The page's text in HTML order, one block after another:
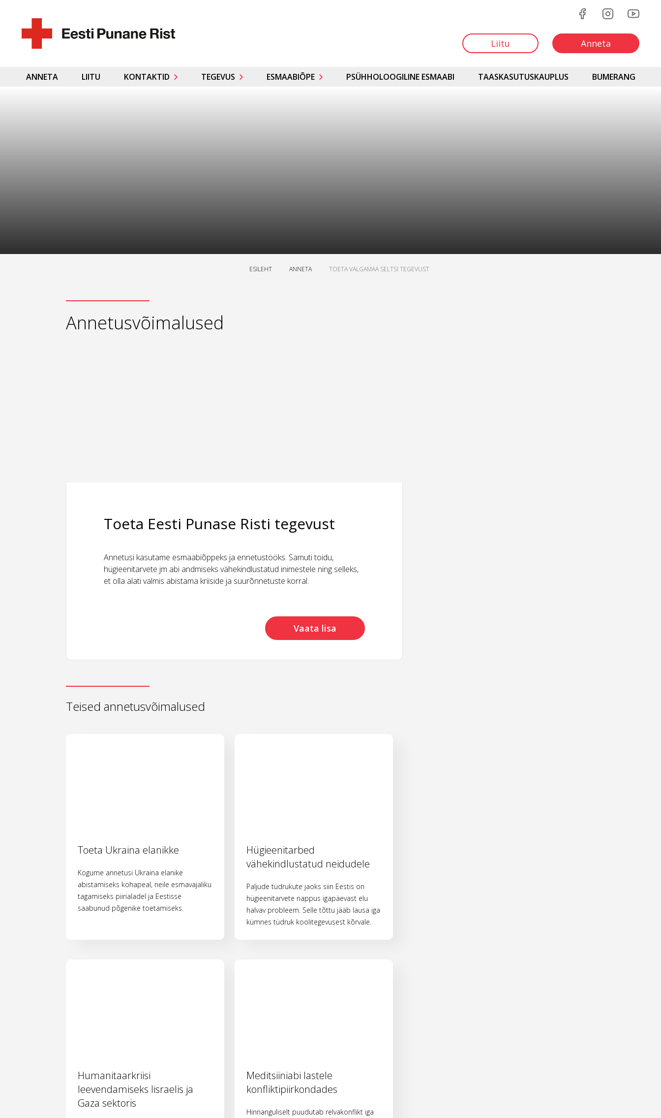
Liitu Anneta
ANNETA LIITU KONTAKTID TEGEVUS ESMAABIÕPE PSÜHHOLOOGILINE ESMAABI TAASKASUTUSKAUPLUS BUMERANG
ESILEHT ANNETA TOETA VALGAMAA SELTSI TEGEVUST
Annetusvõimalused
Toeta Eesti Punase Risti tegevust
Annetusi kasutame esmaabiõppeks ja ennetustööks. Samuti toidu,
hügieenitarvete jm abi andmiseks vähekindlustatud inimestele ning selleks,
et olla alati valmis abistama kriiside ja suurõnnetuste korral.
Vaata lisa
Teised annetusvõimalused
Toeta Ukraina elanikke
Kogume annetusi Ukraina elanike
abistamiseks kohapeal, neile esmavajaliku
tagamiseks piirialadel ja Eestisse
saabunud põgenike toetamiseks.
Hügieenitarbed
vähekindlustatud neidudele
Paljude tüdrukute jaoks siin Eestis on
hügieenitarvete nappus igapäevast elu
halvav probleem. Selle tõttu jääb lausa iga
kümnes tüdruk koolitegevusest kõrvale.
Humanitaarkriisi
leevendamiseks Iisraelis ja
Gaza sektoris
Meditsiiniabi lastele
konfliktipiirkondades
Hinnanguliselt puudutab relvakonflikt iga